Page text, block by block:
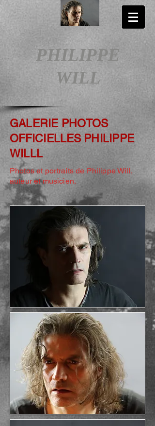
PHILIPPE
WILL
GALERIE PHOTOS
OFFICIELLESPHILIPPE
WILLL
Photos et portraits de Philippe Will,
auteur et musicien.